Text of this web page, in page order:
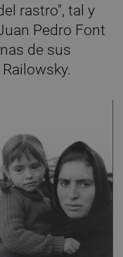
rastro", tal y
Pedro Font
de sus